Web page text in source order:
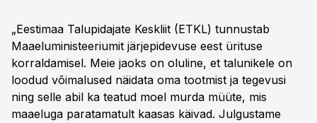
„Eestimaa Talupidajate Keskliit (ETKL) tunnustab
Maaeluministeeriumit järjepidevuse eest ürituse
korraldamisel. Meie jaoks on oluline, et talunikele on
loodud võimalused näidata oma tootmist ja tegevusi
ning selle abil ka teatud moel murda müüte, mis
maaeluga paratamatult kaasas käivad. Julgustame